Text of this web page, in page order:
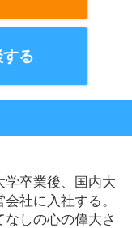
る
学卒業後、国内大
社に入社する。
なしの心の偉大さ